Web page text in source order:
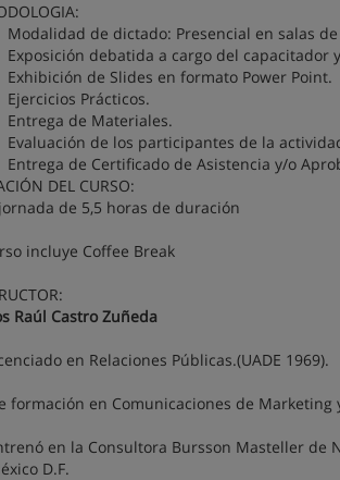
Modalidad de dictado: Presencial en salas
Exposición debatida a cargo del capacitador
Exhibición de Slides en formato Power Point.
Ejercicios Prácticos.
Entrega de Materiales.
Evaluación de los participantes de la
Entrega de Certificado de Asistencia y/o
DEL CURSO:
de 5,5 horas de duración
incluye Coffee Break
Raúl Castro Zuñeda
en Relaciones Públicas.(UADE 1969).
formación en Comunicaciones de
en la Consultora Bursson Masteller de
D.F.